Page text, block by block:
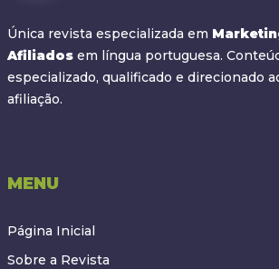
Única revista especializada em
Afiliados em língua portuguesa.
especializado, qualificado e direcionado
afiliação.
MENU
Página Inicial
Sobre a Revista